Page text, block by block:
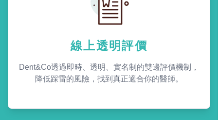
線上透明評價
Dent&Co透過即時、透明、實名制的雙邊評價機制，
降低踩雷的風險，找到真正適合你的醫師。